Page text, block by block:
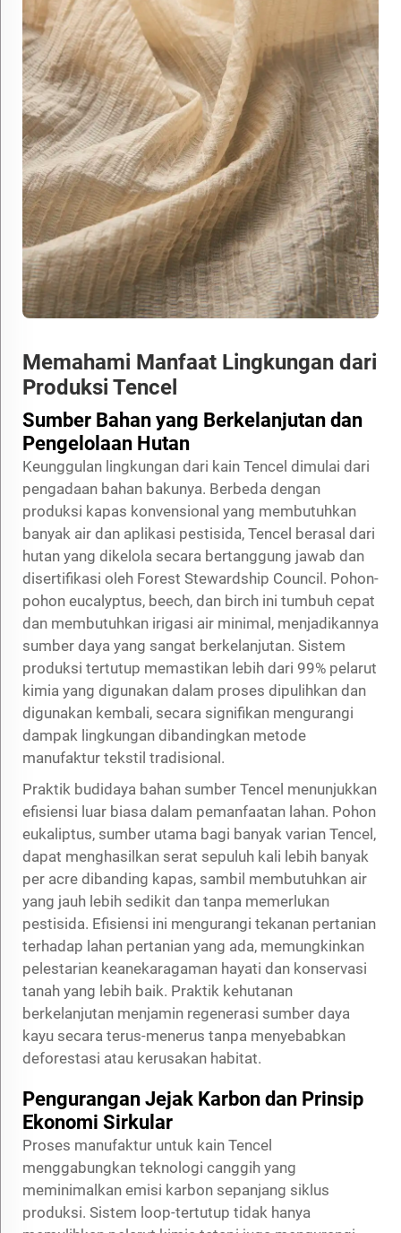
Memahami Manfaat Lingkungan dari
Produksi Tencel
Sumber Bahan yang Berkelanjutan dan
Pengelolaan Hutan
Keunggulan lingkungan dari kain Tencel dimulai dari
pengadaan bahan bakunya. Berbeda dengan
produksi kapas konvensional yang membutuhkan
banyak air dan aplikasi pestisida, Tencel berasal dari
hutan yang dikelola secara bertanggung jawab dan
disertifikasi oleh Forest Stewardship Council. Pohon-
pohon eucalyptus, beech, dan birch ini tumbuh cepat
dan membutuhkan irigasi air minimal, menjadikannya
sumber daya yang sangat berkelanjutan. Sistem
produksi tertutup memastikan lebih dari 99% pelarut
kimia yang digunakan dalam proses dipulihkan dan
digunakan kembali, secara signifikan mengurangi
dampak lingkungan dibandingkan metode
manufaktur tekstil tradisional.
Praktik budidaya bahan sumber Tencel menunjukkan
efisiensi luar biasa dalam pemanfaatan lahan. Pohon
eukaliptus, sumber utama bagi banyak varian Tencel,
dapat menghasilkan serat sepuluh kali lebih banyak
per acre dibanding kapas, sambil membutuhkan air
yang jauh lebih sedikit dan tanpa memerlukan
pestisida. Efisiensi ini mengurangi tekanan pertanian
terhadap lahan pertanian yang ada, memungkinkan
pelestarian keanekaragaman hayati dan konservasi
tanah yang lebih baik. Praktik kehutanan
berkelanjutan menjamin regenerasi sumber daya
kayu secara terus-menerus tanpa menyebabkan
deforestasi atau kerusakan habitat.
Pengurangan Jejak Karbon dan Prinsip
Ekonomi Sirkular
Proses manufaktur untuk kain Tencel
menggabungkan teknologi canggih yang
meminimalkan emisi karbon sepanjang siklus
produksi. Sistem loop-tertutup tidak hanya